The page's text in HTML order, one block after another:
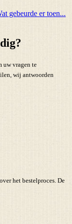
gebeurde er toen...
uw vragen te
wij antwoorden
het bestelproces. De